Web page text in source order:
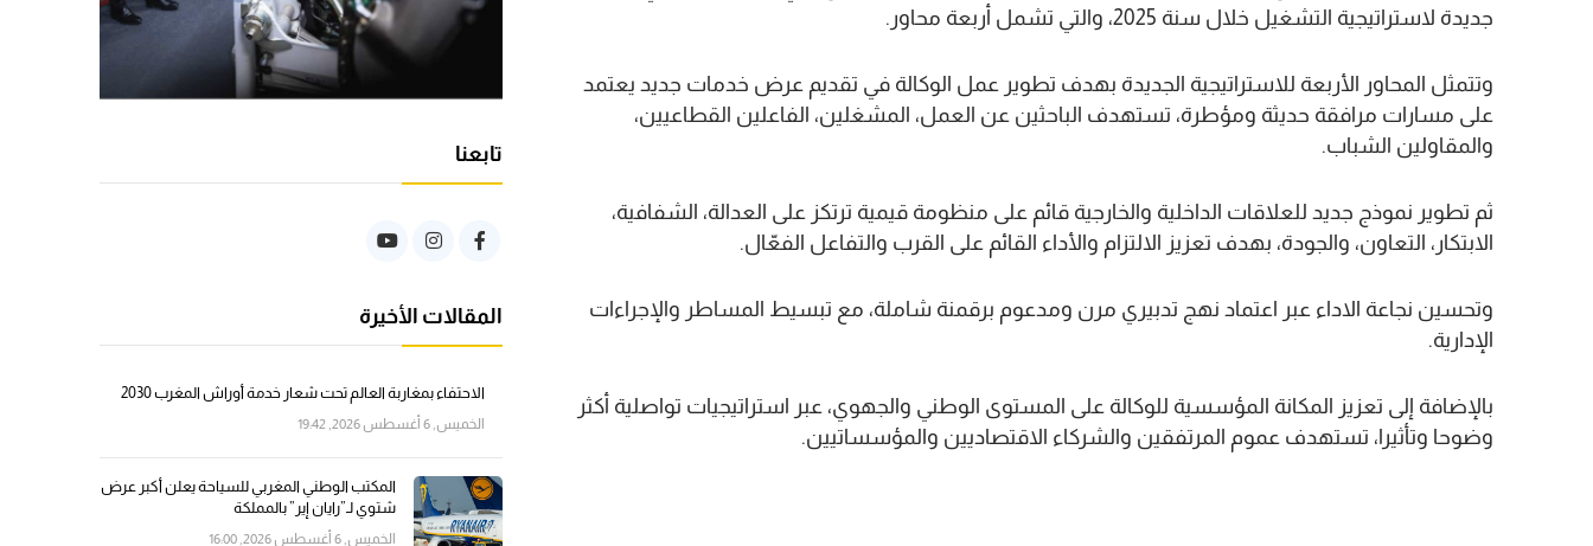
جديدة لاستراتيجية التشغيل خلال سنة 2025، والتي تشمل أربعة محاور.
وتتمثل المحاور الأربعة للاستراتيجية الجديدة بهدف تطوير عمل الوكالة في تقديم عرض خدمات جديد يعتمد
على مسارات مرافقة حديثة ومؤطرة، تستهدف الباحثين عن العمل، المشغلين، الفاعلين القطاعيين،
والمقاولين الشباب.
ثم تطوير نموذج جديد للعلاقات الداخلية والخارجية قائم على منظومة قيمية ترتكز على العدالة، الشفافية،
الابتكار، التعاون، والجودة، بهدف تعزيز الالتزام والأداء القائم على القرب والتفاعل الفعّال.
وتحسين نجاعة الاداء عبر اعتماد نهج تدبيري مرن ومدعوم برقمنة شاملة، مع تبسيط المساطر والإجراءات
الإدارية.
بالإضافة إلى تعزيز المكانة المؤسسية للوكالة على المستوى الوطني والجهوي، عبر استراتيجيات تواصلية أكثر
وضوحا وتأثيرا، تستهدف عموم المرتفقين والشركاء الاقتصاديين والمؤسساتيين.
تابعنا
المقالات الأخيرة
الاحتفاء بمغاربة العالم تحت شعار خدمة أوراش المغرب 2030
الخميس, 6 أغسطس 2026, 19:42
المكتب الوطني المغربي للسياحة يعلن أكبر عرض
شتوي لـ”رايان إير” بالمملكة
الخميس, 6 أغسطس 2026, 16:00